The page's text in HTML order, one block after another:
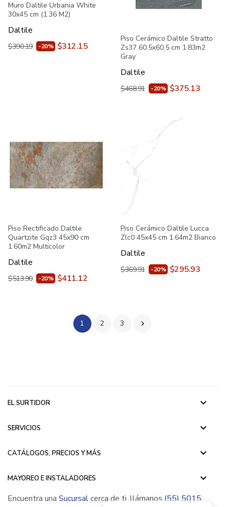
Muro Daltile Urbania White
30x45 cm (1.36 M2)
Daltile
$390.19 -20% $312.15
Piso Cerámico Daltile Stratto
Zs37 60.5x60.5 cm 1.83m2
Gray
Daltile
$468.91 -20% $375.13
Piso Rectificado Daltile
Quartzite Gqz3 45x90 cm
1.60m2 Multicolor
Daltile
$513.90 -20% $411.12
Piso Cerámico Daltile Lucca
Zlc0 45x45 cm 1.64m2 Bianco
Daltile
$369.91 -20% $295.93
1 2 3 
EL SURTIDOR keyboard_arrow_down
SERVICIOS keyboard_arrow_down
CATÁLOGOS, PRECIOS Y MÁS keyboard_arrow_down
MAYOREO E INSTALADORES keyboard_arrow_down
Encuentra una Sucursalcerca de ti, llámanos (55) 5015